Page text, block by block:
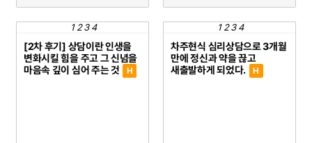
1 2 3 4
[2차 후기] 상담이란 인생을
변화시킬 힘을 주고 그 신념을
마음속 깊이 심어 주는 것
H
1 2 3 4
차주현식 심리상담으로 3개월
만에 정신과 약을 끊고
새출발하게 되었다.
H